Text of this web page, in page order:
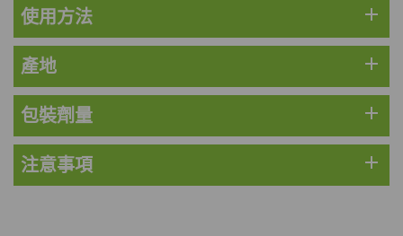
理膚泉 無香大哥大防曬 50ml (2027年4
月)
HKD$88 加入購物車
Round Lab 白樺樹水份防曬霜 50ml
此商品最多可加購1件
使用方法 add
產地 add
包裝劑量 add
注意事項 add